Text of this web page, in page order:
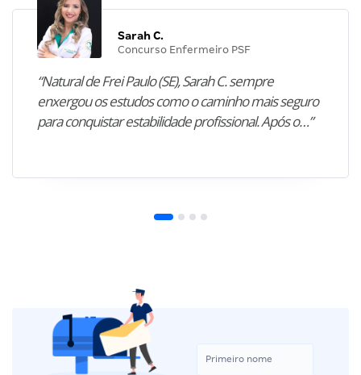
Sarah C.
Concurso Enfermeiro PSF
“Natural de Frei Paulo (SE), Sarah C. sempre
enxergou os estudos como o caminho mais seguro
para conquistar estabilidade profissional. Após o…”